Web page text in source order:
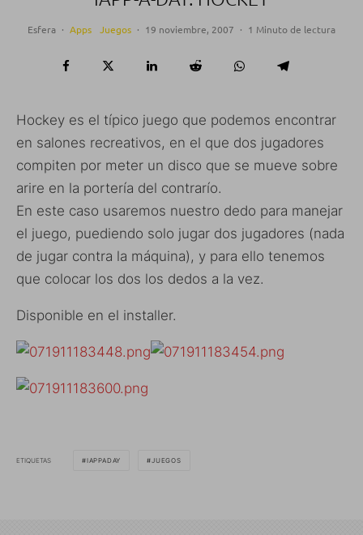
Esfera · Apps Juegos · 19 noviembre, 2007 · 1 Minuto de lectura
Hockey es el típico juego que podemos encontrar
en salones recreativos, en el que dos jugadores
compiten por meter un disco que se mueve sobre
arire en la portería del contrarío.
En este caso usaremos nuestro dedo para manejar
el juego, puediendo solo jugar dos jugadores (nada
de jugar contra la máquina), y para ello tenemos
que colocar los dos los dedos a la vez.
Disponible en el installer.
ETIQUETAS IAPPADAY JUEGOS